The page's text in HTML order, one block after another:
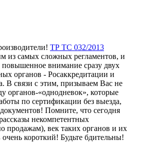
ТР ТС 032/2013
из самых сложных регламентов, и
повышенное внимание сразу двух
органов - Росаккредитации и
В связи с этим, призываем Вас не
органов-«однодневок», которые
по сертификации без выезда,
Помните, что сегодня
некомпетентных
продажам), век таких органов и их
очень короткий! Будьте бдительны!